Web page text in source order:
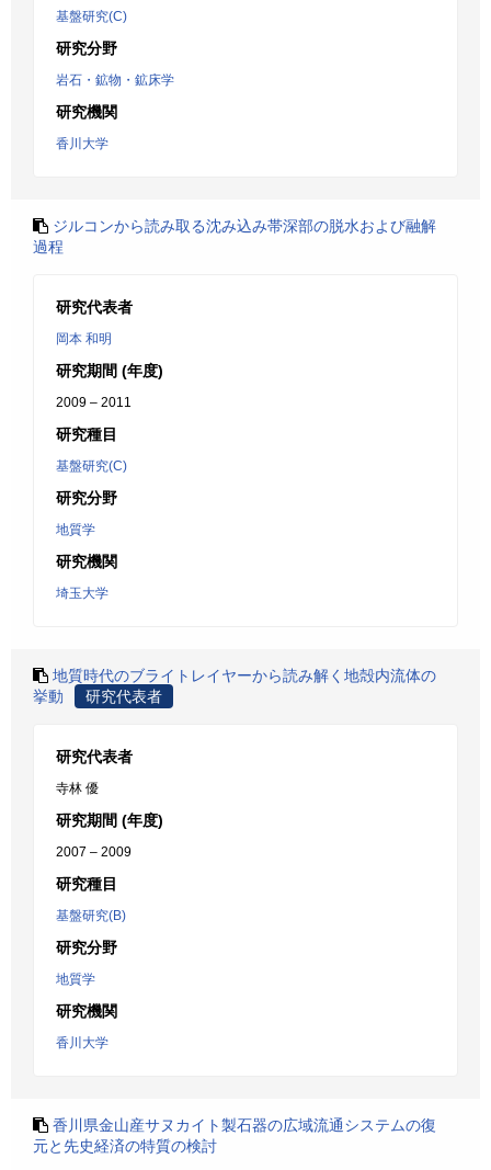
基盤研究(C)
研究分野
岩石・鉱物・鉱床学
研究機関
香川大学
ジルコンから読み取る沈み込み帯深部の脱水および融解
過程
研究代表者
岡本 和明
研究期間 (年度)
2009 – 2011
研究種目
基盤研究(C)
研究分野
地質学
研究機関
埼玉大学
地質時代のブライトレイヤーから読み解く地殻内流体の
挙動
研究代表者
研究代表者
寺林 優
研究期間 (年度)
2007 – 2009
研究種目
基盤研究(B)
研究分野
地質学
研究機関
香川大学
香川県金山産サヌカイト製石器の広域流通システムの復
元と先史経済の特質の検討